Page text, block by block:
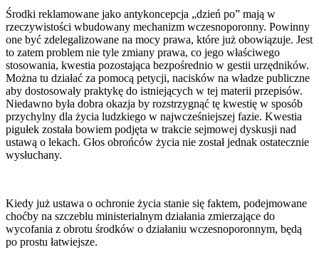
Środki reklamowane jako antykoncepcja „dzień po” mają w
rzeczywistości wbudowany mechanizm wczesnoporonny. Powinny
one być zdelegalizowane na mocy prawa, które już obowiązuje. Jest
to zatem problem nie tyle zmiany prawa, co jego właściwego
stosowania, kwestia pozostająca bezpośrednio w gestii urzędników.
Można tu działać za pomocą petycji, nacisków na władze publiczne
aby dostosowały praktykę do istniejących w tej materii przepisów.
Niedawno była dobra okazja by rozstrzygnąć tę kwestię w sposób
przychylny dla życia ludzkiego w najwcześniejszej fazie. Kwestia
pigułek została bowiem podjęta w trakcie sejmowej dyskusji nad
ustawą o lekach. Głos obrońców życia nie został jednak ostatecznie
wysłuchany.
Kiedy już ustawa o ochronie życia stanie się faktem, podejmowane
choćby na szczeblu ministerialnym działania zmierzające do
wycofania z obrotu środków o działaniu wczesnoporonnym, będą
po prostu łatwiejsze.